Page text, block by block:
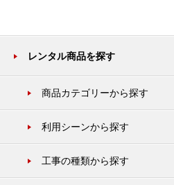
レンタル商品を探す
商品カテゴリーから探す
利用シーンから探す
工事の種類から探す